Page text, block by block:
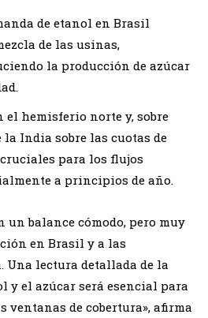
de etanol en Brasil
de las usinas,
la producción de azúcar
el hemisferio norte y, sobre
la India sobre las cuotas de
para los flujos
a principios de año.
un balance cómodo, pero muy
en Brasil y a las
Una lectura detallada de la
y el azúcar será esencial para
ventanas de cobertura», afirma